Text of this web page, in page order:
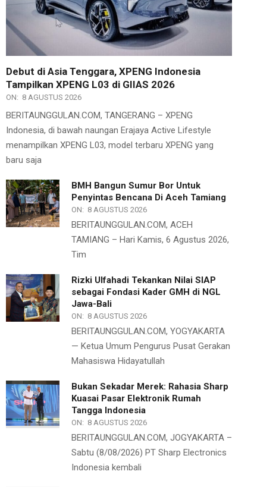
Debut di Asia Tenggara, XPENG Indonesia
Tampilkan XPENG L03 di GIIAS 2026
ON: 8 AGUSTUS 2026
BERITAUNGGULAN.COM, TANGERANG – XPENG
Indonesia, di bawah naungan Erajaya Active Lifestyle
menampilkan XPENG L03, model terbaru XPENG yang
baru saja
BMH Bangun Sumur Bor Untuk
Penyintas Bencana Di Aceh Tamiang
ON: 8 AGUSTUS 2026
BERITAUNGGULAN.COM, ACEH
TAMIANG – Hari Kamis, 6 Agustus 2026,
Tim
Rizki Ulfahadi Tekankan Nilai SIAP
sebagai Fondasi Kader GMH di NGL
Jawa-Bali
ON: 8 AGUSTUS 2026
BERITAUNGGULAN.COM, YOGYAKARTA
— Ketua Umum Pengurus Pusat Gerakan
Mahasiswa Hidayatullah
Bukan Sekadar Merek: Rahasia Sharp
Kuasai Pasar Elektronik Rumah
Tangga Indonesia
ON: 8 AGUSTUS 2026
BERITAUNGGULAN.COM, JOGYAKARTA –
Sabtu (8/08/2026) PT Sharp Electronics
Indonesia kembali